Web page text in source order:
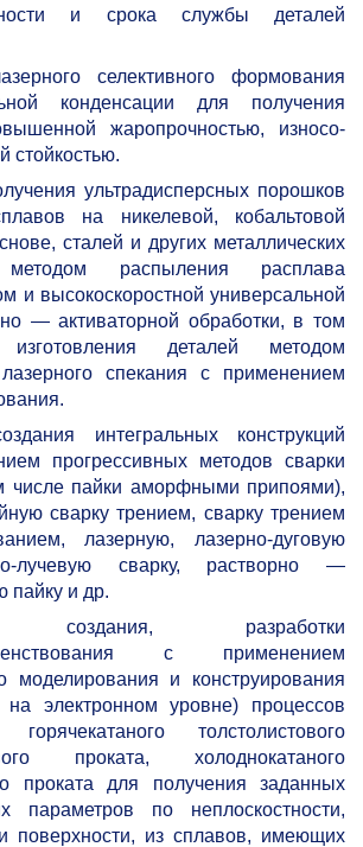
и срока службы деталей
селективного формования
конденсации для получения
жаропрочностью, износо-
стойкостью.
ультрадисперсных порошков
на никелевой, кобальтовой
сталей и других металлических
методом распыления расплава
и высокоскоростной универсальной
— активаторной обработки, в том
деталей методом
лазерного спекания с применением
интегральных конструкций
прогрессивных методов сварки
числе пайки аморфными припоями),
сварку трением, сварку трением
лазерную, лазерно-дуговую
лучевую сварку, растворно —
пайку и др.
создания, разработки
с применением
моделирования и конструирования
электронном уровне) процессов
горячекатаного толстолистового
проката, холоднокатаного
проката для получения заданных
параметров по неплоскостности,
поверхности, из сплавов, имеющих